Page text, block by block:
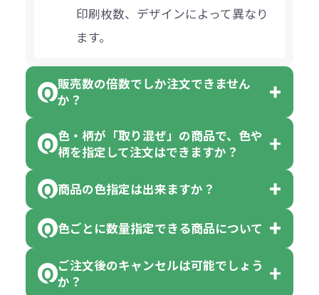
印刷枚数、デザインによって異なり
ます。
販売数の倍数でしか注文できません
か？
一部商品（※）を除き、注文可能数
です。
個、20個と10個単位でのご注文とな
ります。
【例】注文可能数が100個の場合
色・柄が「取り混ぜ」の商品で、色や
柄を指定して注文はできますか？
「色・柄 取り混ぜ」のラベルがつい
ている商品は、色指定不可となって
ん。
商品の色指定は出来ますか？
色指定できる商品もございますが商
品の詳細に「色・柄 取り混ぜ」のラ
ベルや商品画像に「〇色取混ぜ」な
色ごとに数量指定できる商品について
「選べる本体色」のラベルが付いて
ご注文後のキャンセルは可能でしょう
か？